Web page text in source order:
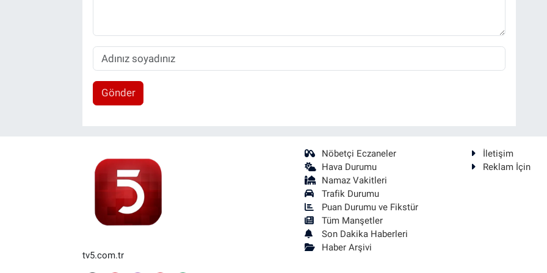
Gönder
tv5.com.tr
Nöbetçi Eczaneler
Hava Durumu
Namaz Vakitleri
Trafik Durumu
Puan Durumu ve Fikstür
Tüm Manşetler
Son Dakika Haberleri
Haber Arşivi
İletişim
Reklam İçin